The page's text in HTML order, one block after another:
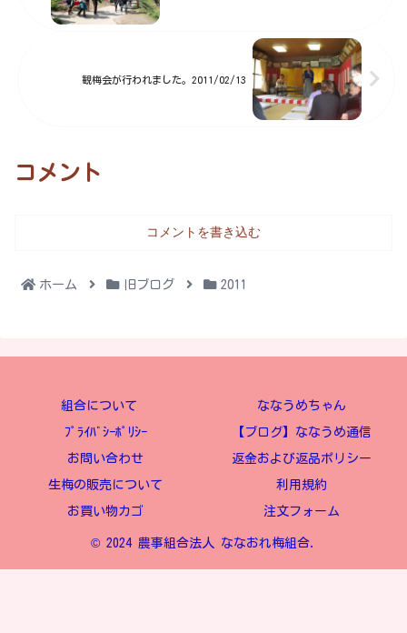
観梅会が行われました。2011/02/13
コメント
コメントを書き込む
ホーム 旧ブログ 2011
組合について ななうめちゃん
ﾌﾟﾗｲﾊﾞｼｰﾎﾟﾘｼｰ 【ブログ】ななうめ通信
お問い合わせ 返金および返品ポリシー
生梅の販売について 利用規約
お買い物カゴ 注文フォーム
© 2024 農事組合法人 ななおれ梅組合.